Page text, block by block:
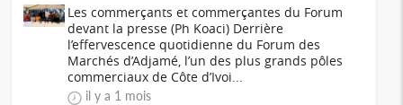
Les commerçants et commerçantes du Forum
devant la presse (Ph Koaci) Derrière
l’effervescence quotidienne du Forum des
Marchés d’Adjamé, l’un des plus grands pôles
commerciaux de Côte d’Ivoi...
il y a 1 mois